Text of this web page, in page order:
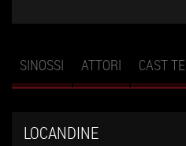
Schede primarie
SINOSSI ATTORI CAST
LOCANDINE